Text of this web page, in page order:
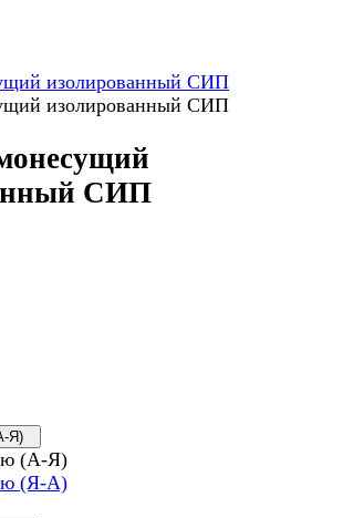
изолированный СИП
изолированный СИП
СИП
Я)
(А-Я)
(Я-А)